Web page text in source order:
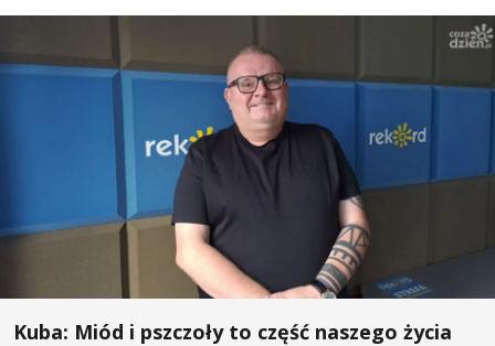
Kuba: Miód i pszczoły to część naszego życia